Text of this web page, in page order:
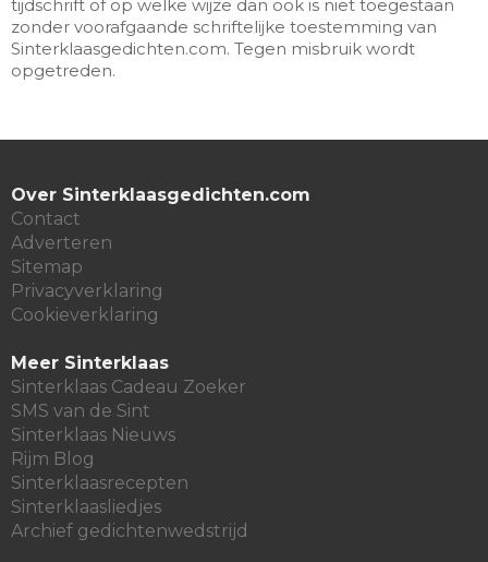
tijdschrift of op welke wijze dan ook is niet toegestaan
zonder voorafgaande schriftelijke toestemming van
Sinterklaasgedichten.com. Tegen misbruik wordt
opgetreden.
Over Sinterklaasgedichten.com
Contact
Adverteren
Sitemap
Privacyverklaring
Cookieverklaring
Meer Sinterklaas
Sinterklaas Cadeau Zoeker
SMS van de Sint
Sinterklaas Nieuws
Rijm Blog
Sinterklaasrecepten
Sinterklaasliedjes
Archief gedichtenwedstrijd